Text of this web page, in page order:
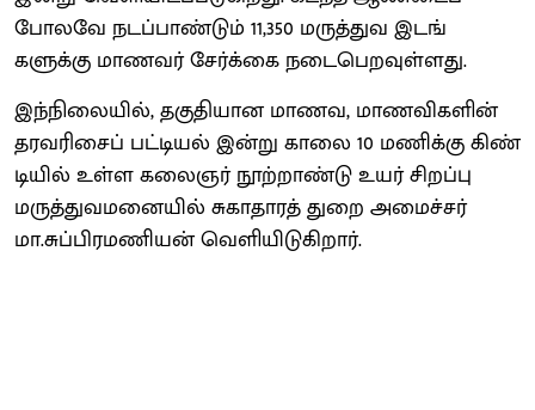
போலவே நடப்​பாண்​டும் 11,350 மருத்​துவ இடங்​
களுக்கு மாணவர் சேர்க்கை நடை​பெறவுள்ளது.
இந்​நிலை​யில், தகு​தி​யான மாணவ, மாணவி​களின்
தரவரிசைப் பட்​டியல் இன்று காலை 10 மணிக்கு கிண்​
டி​யில் உள்ள கலைஞர் நூற்​றாண்டு உயர் சிறப்பு
மருத்​து​வ​மனை​யில் சுகா​தா​ரத் துறை அமைச்​சர்
மா.சுப்​பிரமணி​யன் வெளி​யிடு​கிறார்.